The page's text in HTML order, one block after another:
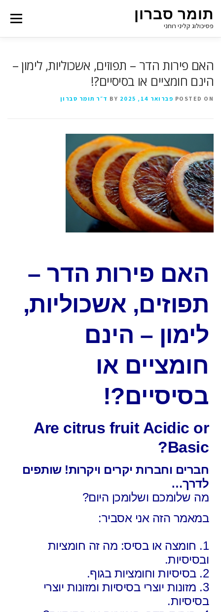
תומר סברון
פסיכולוג קליני רוחני
Menu
האם פירות הדר – תפוזים, אשכוליות, לימון –
הינם חומציים או בסיסיים?!
POSTED ON פברואר 14, 2025 ד״ר תומר סברון
האם פירות הדר –
תפוזים, אשכוליות,
לימון – הינם
חומציים או
בסיסיים?!
Are citrus fruit Acidic or
Basic?
חברים וחברות יקרים ויקרות! שותפים
לדרך…
מה שלומכם ושלומכן היום?
במאמר הזה אני אסביר:
1. חומצה או בסיס: מה זה חומציות
ובסיסיות.
2. בסיסיות וחומציות בגוף.
3. מזונות יוצרי בסיסיות ומזונות יוצרי
בסיסיות.